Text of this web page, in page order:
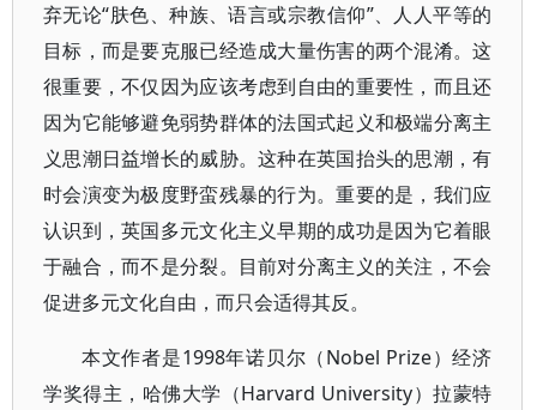
弃无论“肤色、种族、语言或宗教信仰”、人人平等的
目标，而是要克服已经造成大量伤害的两个混淆。这
很重要，不仅因为应该考虑到自由的重要性，而且还
因为它能够避免弱势群体的法国式起义和极端分离主
义思潮日益增长的威胁。这种在英国抬头的思潮，有
时会演变为极度野蛮残暴的行为。重要的是，我们应
认识到，英国多元文化主义早期的成功是因为它着眼
于融合，而不是分裂。目前对分离主义的关注，不会
促进多元文化自由，而只会适得其反。
本文作者是1998年诺贝尔（Nobel Prize）经济
学奖得主，哈佛大学（Harvard University）拉蒙特